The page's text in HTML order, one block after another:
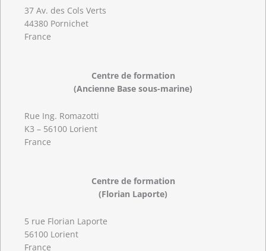
37 Av. des Cols Verts
44380 Pornichet
France
Centre de formation
(Ancienne Base sous-marine)
Rue Ing. Romazotti
K3 – 56100 Lorient
France
Centre de formation
(Florian Laporte)
5 rue Florian Laporte
56100 Lorient
France